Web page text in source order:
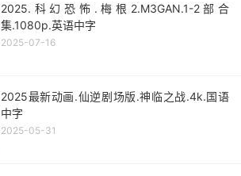
2025.科幻恐怖.梅根2.M3GAN.1-2部合
集.1080p.英语中字
2025-07-16
2025最新动画.仙逆剧场版.神临之战.4k.国语
中字
2025-05-31